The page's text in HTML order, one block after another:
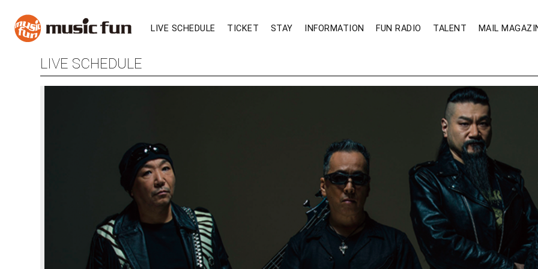
LIVE SCHEDULE TICKET STAY INFORMATION FUN RADIO TALENT MAIL
LIVE SCHEDULE